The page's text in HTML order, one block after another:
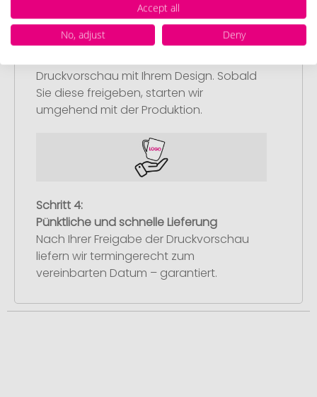
Schritt 3:
Artikelvorschau und Freigabe
Druckvorschau mit Ihrem Design. Sobald
Sie diese freigeben, starten wir
umgehend mit der Produktion.
Schritt 4:
Pünktliche und schnelle Lieferung
Nach Ihrer Freigabe der Druckvorschau
liefern wir termingerecht zum
vereinbarten Datum – garantiert.
Accept all
No, adjust
Deny